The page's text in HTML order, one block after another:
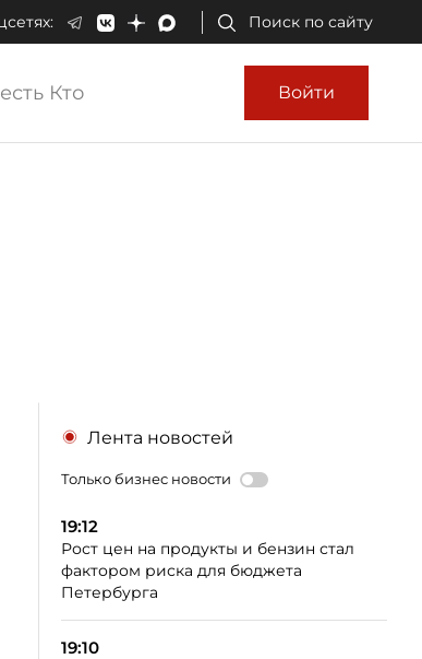
Поиск по сайту
Кто Войти
Лента новостей
Только бизнес новости
19:12
Рост цен на продукты и бензин стал
фактором риска для бюджета
Петербурга
19:10